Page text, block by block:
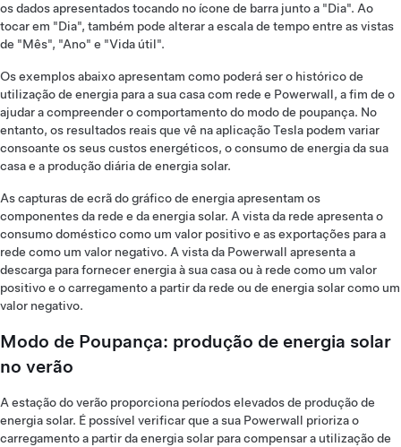
os dados apresentados tocando no ícone de barra junto a "Dia". Ao
tocar em "Dia", também pode alterar a escala de tempo entre as vistas
de "Mês", "Ano" e "Vida útil".
Os exemplos abaixo apresentam como poderá ser o histórico de
utilização de energia para a sua casa com rede e Powerwall, a fim de o
ajudar a compreender o comportamento do modo de poupança. No
entanto, os resultados reais que vê na aplicação Tesla podem variar
consoante os seus custos energéticos, o consumo de energia da sua
casa e a produção diária de energia solar.
As capturas de ecrã do gráfico de energia apresentam os
componentes da rede e da energia solar. A vista da rede apresenta o
consumo doméstico como um valor positivo e as exportações para a
rede como um valor negativo. A vista da Powerwall apresenta a
descarga para fornecer energia à sua casa ou à rede como um valor
positivo e o carregamento a partir da rede ou de energia solar como um
valor negativo.
Modo de Poupança: produção de energia solar
no verão
A estação do verão proporciona períodos elevados de produção de
energia solar. É possível verificar que a sua Powerwall prioriza o
carregamento a partir da energia solar para compensar a utilização de